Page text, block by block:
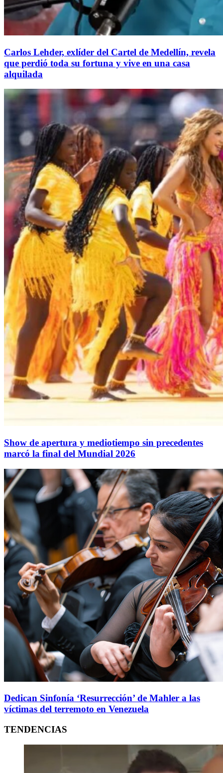
Carlos Lehder, exlíder del Cartel de Medellín, revela
que perdió toda su fortuna y vive en una casa
alquilada
Show de apertura y mediotiempo sin precedentes
marcó la final del Mundial 2026
Dedican Sinfonía ‘Resurrección’ de Mahler a las
víctimas del terremoto en Venezuela
TENDENCIAS